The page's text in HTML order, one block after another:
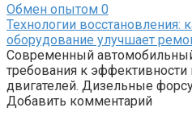
Обмен опытом 0
Технологии восстановления:
оборудование улучшает
Современный
требования к эффективности
двигателей. Дизельные
Добавить комментарий